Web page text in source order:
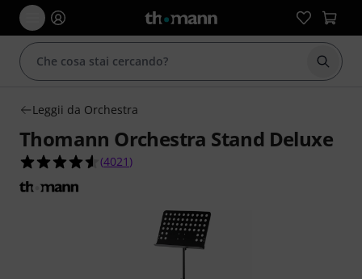
Leggii da Orchestra
Thomann Orchestra Stand Deluxe
4.6 su 5 stelle su 4021 valutazioni dei clienti
(4021 )